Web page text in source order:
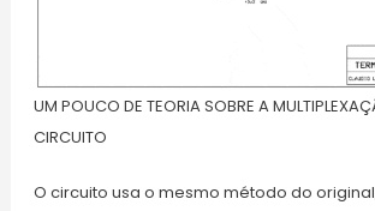
UM POUCO DE TEORIA SOBRE A
CIRCUITO
O circuito usa o mesmo método do